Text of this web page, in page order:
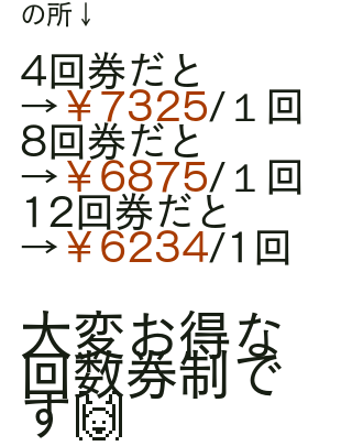
の所↓
4回券だと
→ ￥7325/１回
8回券だと
→ ￥6875/１回
12回券だと
→ ￥6234/1回
大変お得な
回数券制で
す🙌